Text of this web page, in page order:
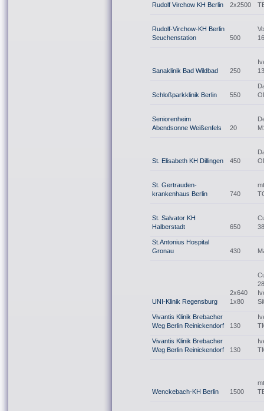
Rudolf Virchow KH Berlin 2x2500
Rudolf-Virchow-KH Berlin
Seuchenstation
500
Sanaklinik Bad Wildbad 250
Schloßparkklinik Berlin 550
Seniorenheim
Abendsonne Weißenfels
20
St. Elisabeth KH Dillingen 450
St. Gertrauden-
krankenhaus Berlin
740
St. Salvator KH
Halberstadt
650
St.Antonius Hospital
Gronau
430
UNI-Klinik Regensburg
2x640
1x80
Vivantis Klinik Brebacher
Weg Berlin Reinickendorf
130
Vivantis Klinik Brebacher
Weg Berlin Reinickendorf
130
Wenckebach-KH Berlin 1500